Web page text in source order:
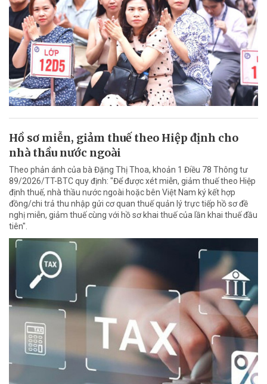
Hồ sơ miễn, giảm thuế theo Hiệp định cho
nhà thầu nước ngoài
Theo phản ánh của bà Đặng Thị Thoa, khoản 1 Điều 78 Thông tư
89/2026/TT-BTC quy định: "Để được xét miễn, giảm thuế theo Hiệp
định thuế, nhà thầu nước ngoài hoặc bên Việt Nam ký kết hợp
đồng/chi trả thu nhập gửi cơ quan thuế quản lý trực tiếp hồ sơ đề
nghị miễn, giảm thuế cùng với hồ sơ khai thuế của lần khai thuế đầu
tiên".